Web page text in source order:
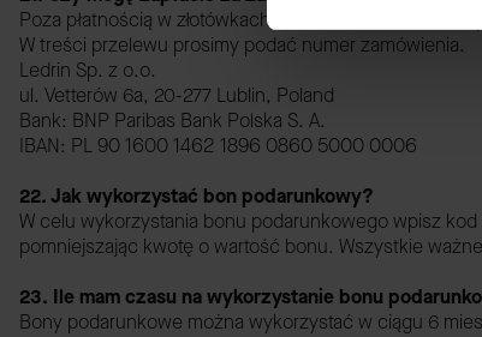
Poza płatnością w złotówkach możliwe jest dokonanie
W treści przelewu prosimy podać numer zamówienia.
Ledrin Sp. z o.o.
ul. Vetterów 6a, 20-277 Lublin, Poland
Bank: BNP Paribas Bank Polska S. A.
IBAN: PL 90 1600 1462 1896 0860 5000 0006
22. Jak wykorzystać bon podarunkowy?
W celu wykorzystania bonu podarunkowego wpisz kod
pomniejszając kwotę o wartość bonu. Wszystkie
23. Ile mam czasu na wykorzystanie bonu
Bony podarunkowe można wykorzystać w ciągu 6